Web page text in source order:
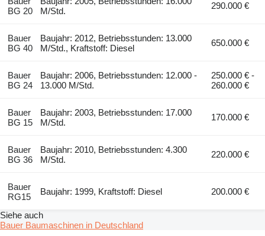
BG 20
M/Std.
290.000 €
Bauer
BG 40
Baujahr: 2012, Betriebsstunden: 13.000
M/Std., Kraftstoff: Diesel
650.000 €
Bauer
BG 24
Baujahr: 2006, Betriebsstunden: 12.000 -
13.000 M/Std.
250.000 € -
260.000 €
Bauer
BG 15
Baujahr: 2003, Betriebsstunden: 17.000
M/Std.
170.000 €
Bauer
BG 36
Baujahr: 2010, Betriebsstunden: 4.300
M/Std.
220.000 €
Bauer
RG15
Baujahr: 1999, Kraftstoff: Diesel 200.000 €
Siehe auch
Bauer Baumaschinen in Deutschland